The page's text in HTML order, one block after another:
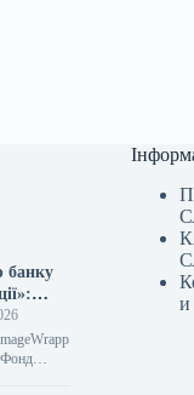
банку
и